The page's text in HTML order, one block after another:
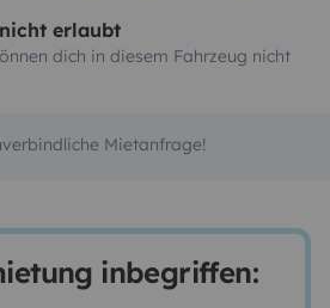
erlaubt
dich in diesem Fahrzeug nicht
Mietanfrage!
inbegriffen: